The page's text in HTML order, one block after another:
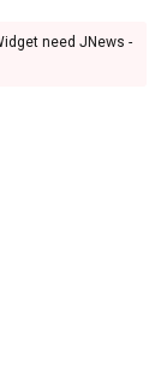
need JNews -